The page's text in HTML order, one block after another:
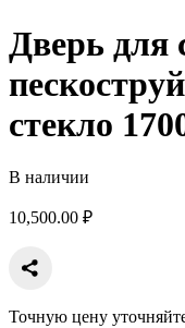
Дверь для
стекло
В наличии
10,500.00 ₽
Точную цену